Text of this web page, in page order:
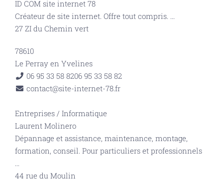
ID COM site internet 78
Créateur de site internet. Offre tout compris. ...
27 ZI du Chemin vert
78610
Le Perray en Yvelines
06 95 33 58 8206 95 33 58 82
contact@site-internet-78.fr
Entreprises / Informatique
Laurent Molinero
Dépannage et assistance, maintenance, montage,
formation, conseil. Pour particuliers et professionnels
...
44 rue du Moulin